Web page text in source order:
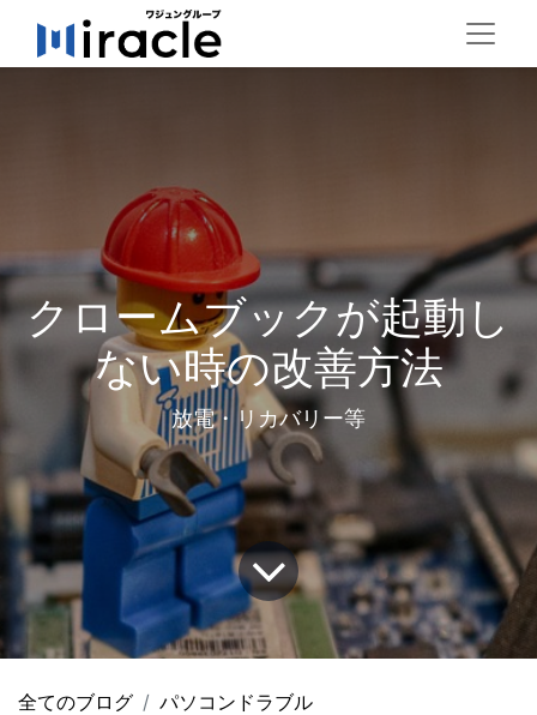
クロームブックが起動し
ない時の改善方法
放電・リカバリー等
全てのブログ
パソコンドラブル